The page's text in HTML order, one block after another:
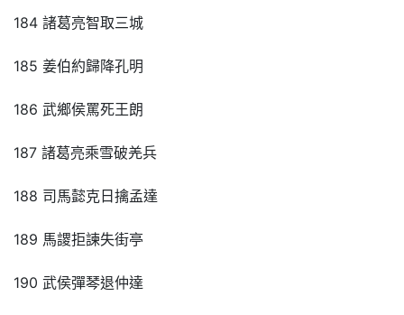
184 諸葛亮智取三城
185 姜伯約歸降孔明
186 武鄉侯罵死王朗
187 諸葛亮乘雪破羌兵
188 司馬懿克日擒孟達
189 馬謖拒諫失街亭
190 武侯彈琴退仲達